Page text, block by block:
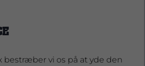
bestræber vi os på at yde den